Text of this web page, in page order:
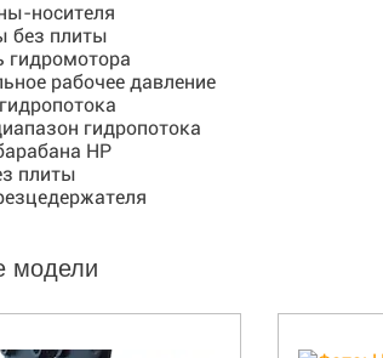
носителя
без плиты
рабочее давление
гидропотока
HP
плиты
модели